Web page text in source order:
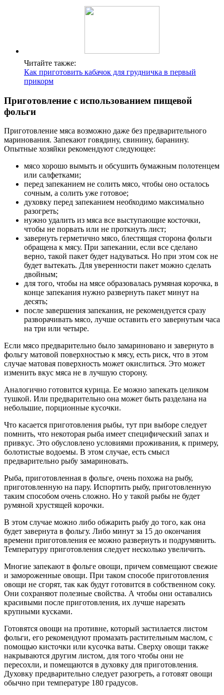
Читайте также:
Как приготовить кабачок для грудничка в первый
прикорм
Приготовление с использованием пищевой
фольги
Приготовление мяса возможно даже без предварительного
маринования. Запекают говядину, свинину, баранину.
Опытные хозяйки рекомендуют следующее:
мясо хорошо вымыть и обсушить бумажным полотенцем
или салфетками;
перед запеканием не солить мясо, чтобы оно осталось
сочным, а солить уже готовое;
духовку перед запеканием необходимо максимально
разогреть;
нужно удалить из мяса все выступающие косточки,
чтобы не порвать или не проткнуть лист;
завернуть герметично мясо, блестящая сторона фольги
обращена к мясу. При запекании, если все сделано
верно, такой пакет будет надуваться. Но при этом сок не
будет вытекать. Для уверенности пакет можно сделать
двойным;
для того, чтобы на мясе образовалась румяная корочка, в
конце запекания нужно развернуть пакет минут на
десять;
после завершения запекания, не рекомендуется сразу
разворачивать мясо, лучше оставить его завернутым часа
на три или четыре.
Если мясо предварительно было замариновано и завернуто в
фольгу матовой поверхностью к мясу, есть риск, что в этом
случае матовая поверхность может окислиться. Это может
изменить вкус мяса не в лучшую сторону.
Аналогично готовится курица. Ее можно запекать целиком
тушкой. Или предварительно она может быть разделана на
небольшие, порционные кусочки.
Что касается приготовления рыбы, тут при выборе следует
помнить, что некоторая рыба имеет специфический запах и
привкус. Это обусловлено условиями проживания, к примеру,
болотистые водоемы. В этом случае, есть смысл
предварительно рыбу замариновать.
Рыба, приготовленная в фольге, очень похожа на рыбу,
приготовленную на пару. Испортить рыбу, приготовленную
таким способом очень сложно. Но у такой рыбы не будет
румяной хрустящей корочки.
В этом случае можно либо обжарить рыбу до того, как она
будет завернута в фольгу. Либо минут за 15 до окончания
времени приготовления ее можно развернуть и подрумянить.
Температуру приготовления следует несколько увеличить.
Многие запекают в фольге овощи, причем совмещают свежие
и замороженные овощи. При таком способе приготовления
овощи не сгорят, так как будут готовится в собственном соку.
Они сохраняют полезные свойства. А чтобы они оставались
красивыми после приготовления, их лучше нарезать
крупными кусками.
Готовятся овощи на противне, который застилается листом
фольги, его рекомендуют промазать растительным маслом, с
помощью кисточки или кусочка ваты. Сверху овощи также
накрываются другим листом, для того чтобы они не
пересохли, и помещаются в духовку для приготовления.
Духовку предварительно следует разогреть, а готовят овощи
обычно при температуре 180 градусов.